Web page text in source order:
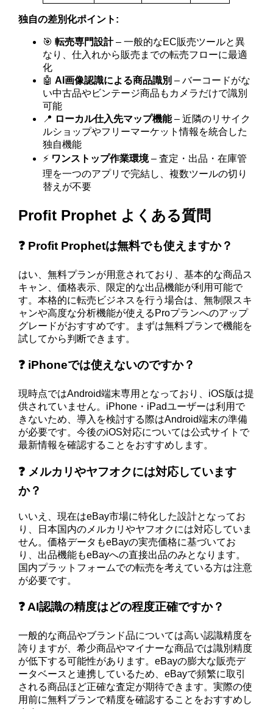
独自の差別化ポイント:
🎯転売専門設計– 一般的なEC販売ツールと異
なり、仕入れから販売までの転売フローに最適
化
🤖AI画像認識による商品識別 – バーコードがな
い中古品やビンテージ商品もカメラだけで識別
可能
📍 ローカル仕入先マップ機能– 近隣のリサイク
ルショップやフリーマーケット情報を統合した
独自機能
⚡ ワンストップ作業環境– 査定・出品・在庫管
理を一つのアプリで完結し、複数ツールの切り
替えが不要
Profit Prophet よくある質問
❓ Profit Prophetは無料でも使えますか？
はい、無料プランが用意されており、基本的な商品ス
キャン、価格表示、限定的な出品機能が利用可能で
す。本格的に転売ビジネスを行う場合は、無制限スキ
ャンや高度な分析機能が使えるProプランへのアップ
グレードがおすすめです。まずは無料プランで機能を
試してから判断できます。
❓ iPhoneでは使えないのですか？
現時点ではAndroid端末専用となっており、iOS版は提
供されていません。iPhone・iPadユーザーは利用で
きないため、導入を検討する際はAndroid端末の準備
が必要です。今後のiOS対応については公式サイトで
最新情報を確認することをおすすめします。
❓ メルカリやヤフオクには対応しています
か？
いいえ、現在はeBay市場に特化した設計となってお
り、日本国内のメルカリやヤフオクには対応していま
せん。価格データもeBayの実売価格に基づいてお
り、出品機能もeBayへの直接出品のみとなります。
国内プラットフォームでの転売を考えている方は注意
が必要です。
❓ AI認識の精度はどの程度正確ですか？
一般的な商品やブランド品については高い認識精度を
誇りますが、希少商品やマイナーな商品では識別精度
が低下する可能性があります。eBayの膨大な販売デ
ータベースと連携しているため、eBayで頻繁に取引
される商品ほど正確な査定が期待できます。実際の使
用前に無料プランで精度を確認することをおすすめし